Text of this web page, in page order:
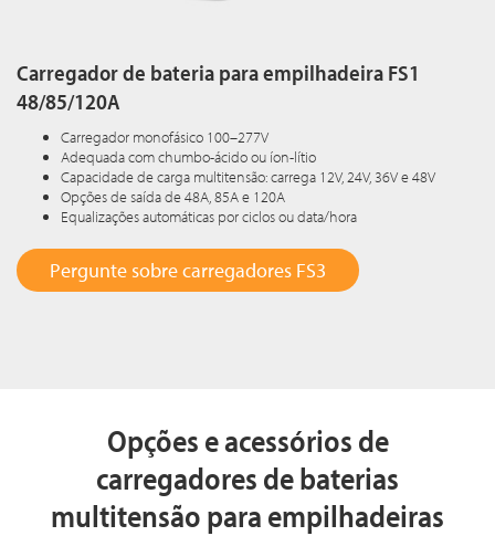
Carregador de bateria para empilhadeira FS1
48/85/120A
Carregador monofásico 100–277V
Adequada com chumbo-ácido ou íon-lítio
Capacidade de carga multitensão: carrega 12V, 24V, 36V e 48V
Opções de saída de 48A, 85A e 120A
Equalizações automáticas por ciclos ou data/hora
Pergunte sobre carregadores FS3
Opções e acessórios de
carregadores de baterias
multitensão para empilhadeiras